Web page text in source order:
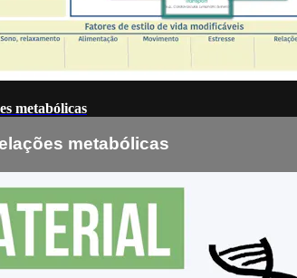
metabólicas
metabólicas